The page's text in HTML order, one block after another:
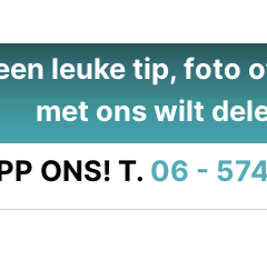
leuke tip, foto
met ons wilt
ONS! T. 06 -